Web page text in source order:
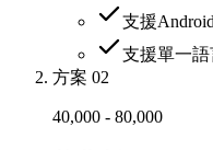
支援Android
支援單一語
方案 02
40,000 - 80,000